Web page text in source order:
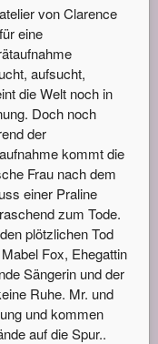
von Clarence
eine
aufsucht,
die Welt noch in
Doch noch
der
kommt die
Frau nach dem
einer Praline
zum Tode.
plötzlichen Tod
Fox, Ehegattin
Sängerin und der
Ruhe. Mr. und
und kommen
auf die Spur..